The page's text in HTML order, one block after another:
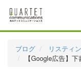
料金表
ブログ
リスティ
【Google広告】